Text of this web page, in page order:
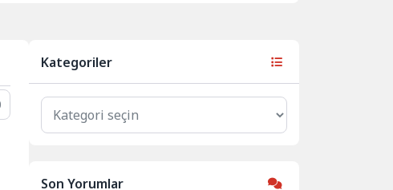
Kategoriler
Kategoriler
Son Yorumlar